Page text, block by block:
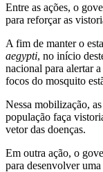
Entre as ações, o
para reforçar as
A fim de manter o
aegypti, no início
nacional para alertar
focos do mosquito
Nessa mobilização,
população faça
vetor das doenças.
Em outra ação, o
para desenvolver